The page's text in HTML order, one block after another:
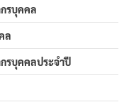
รบุคคล
ล
รบุคคลประจำปี